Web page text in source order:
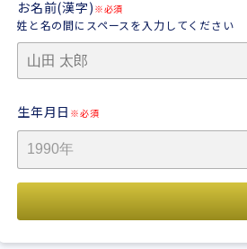
お名前(漢字) ※必須
姓と名の間にスペースを入力してください
生年月日 ※必須